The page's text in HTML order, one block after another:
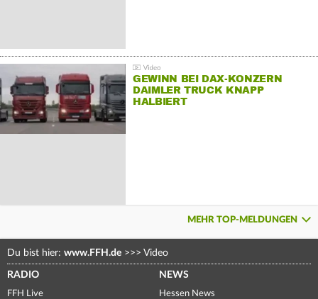
GEWINN BEI DAX-KONZERN
DAIMLER TRUCK KNAPP
HALBIERT
MEHR TOP-MELDUNGEN
Du bist hier: www.FFH.de >>> Video
RADIO
FFH Live
NEWS
Hessen News